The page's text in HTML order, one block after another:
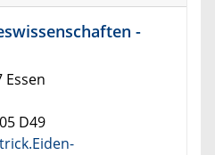
-
Essen
D49